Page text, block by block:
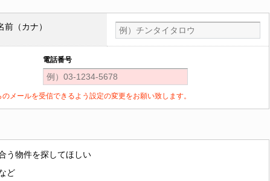
前（カナ）
電話番号
メールを受信できるよう設定の変更をお願い致します。
う物件を探してほしい
ど